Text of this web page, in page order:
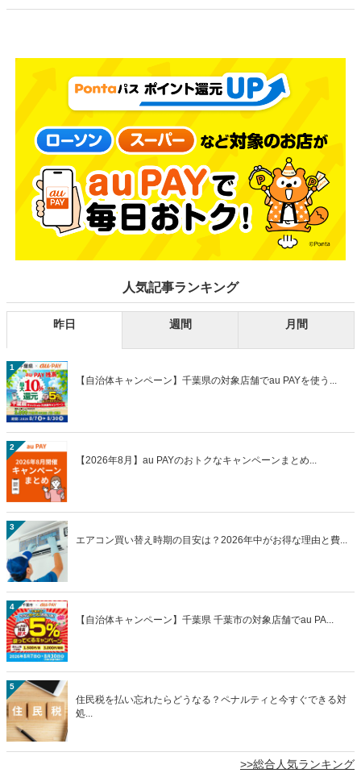
人気記事ランキング
昨日 週間 月間
1
【自治体キャンペーン】千葉県の対象店舗でau PAYを使う...
2
【2026年8月】au PAYのおトクなキャンペーンまとめ...
3
エアコン買い替え時期の目安は？2026年中がお得な理由と費...
4
【自治体キャンペーン】千葉県 千葉市の対象店舗でau PA...
5
住民税を払い忘れたらどうなる？ペナルティと今すぐできる対
処...
>>総合人気ランキング